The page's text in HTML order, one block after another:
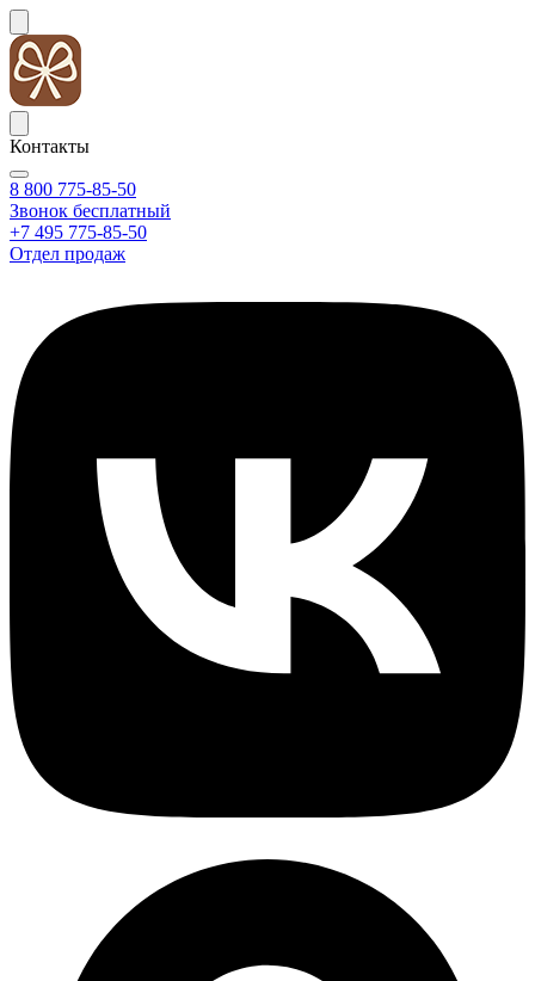
Контакты
8 800 775-85-50
Звонок бесплатный
+7 495 775-85-50
Отдел продаж